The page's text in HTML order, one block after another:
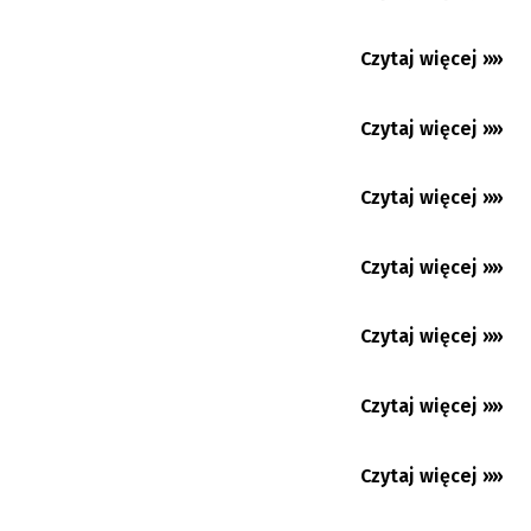
20.07.2026
Czytaj więcej »»
13.07.2026
Czytaj więcej »»
13.07.2026
Czytaj więcej »»
07.07.2026
Czytaj więcej »»
01.07.2026
przewodnictwo w Grupie Wyszehradzkiej
Czytaj więcej »»
30.06.2026
Czytaj więcej »»
25.06.2026
Czytaj więcej »»